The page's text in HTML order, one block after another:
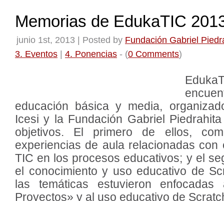
Memorias de EdukaTIC
junio 1st, 2013 | Posted by Fundación Gabriel
3. Eventos | 4. Ponencias - (0 Comments)
educación básica y media,
Icesi y la Fundación Gabriel
objetivos. El primero de ellos,
experiencias de aula relacionadas
TIC en los procesos educativos; y el
el conocimiento y uso educativo de
las temáticas estuvieron
Proyectos» y al uso educativo de